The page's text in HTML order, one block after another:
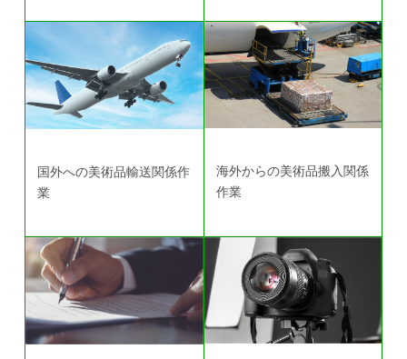
国外への美術品輸送関係作
業
海外からの美術品搬入関係
作業